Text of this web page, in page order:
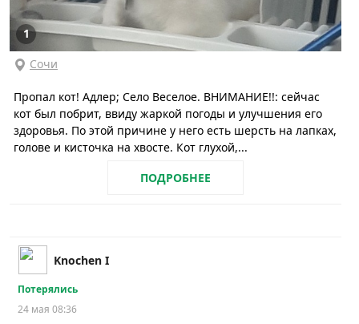
1
Сочи
Пропал кот! Адлер; Село Веселое. ВНИМАНИЕ!!: сейчас
кот был побрит, ввиду жаркой погоды и улучшения его
здоровья. По этой причине у него есть шерсть на лапках,
голове и кисточка на хвосте. Кот глухой,...
ПОДРОБНЕЕ
Knochen I
Потерялись
24 мая 08:36